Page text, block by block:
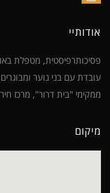
אודותיי
פסיכותרפיסטית, מטפלת
עובדת עם בני נוער
ממקימי "בית דרור", מרכז
מיקום